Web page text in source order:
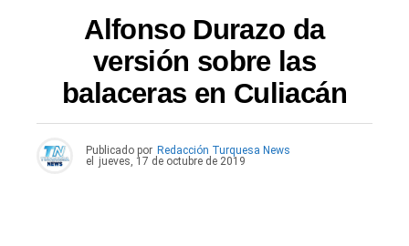
Alfonso Durazo da
versión sobre las
balaceras en Culiacán
Publicado por Redacción Turquesa News
el
jueves, 17 de octubre de 2019